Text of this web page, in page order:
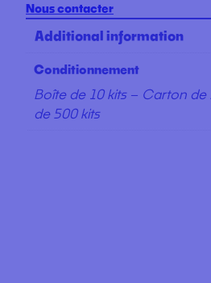
Nous contacter
Additional information
Conditionnement
Boîte de 10 kits – Carton
de 500 kits